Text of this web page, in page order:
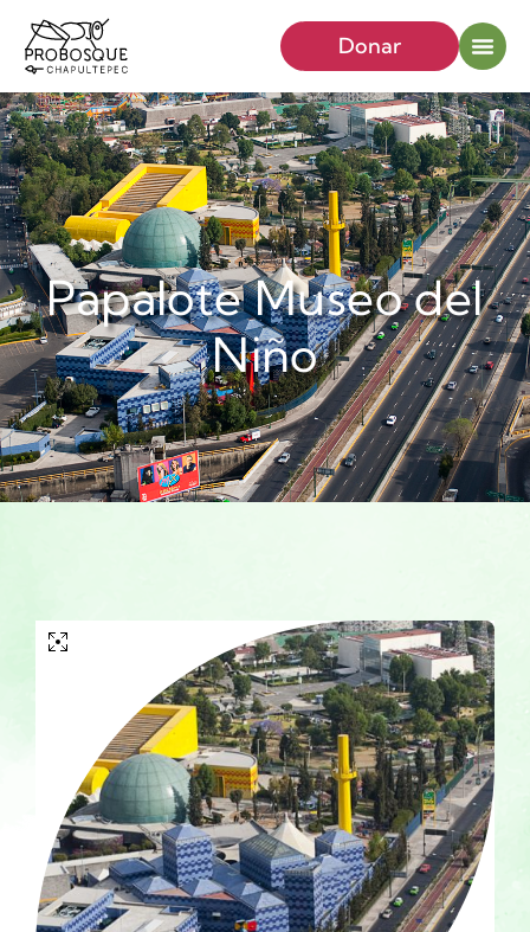
Donar
Papalote Museo del
Niño